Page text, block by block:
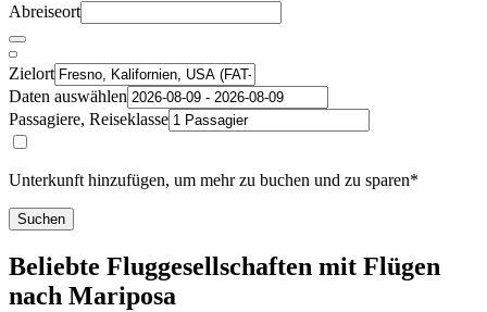
Abreiseort
Zielort
Daten auswählen
Passagiere, Reiseklasse
Unterkunft hinzufügen, um mehr zu buchen und zu sparen*
Suchen
Beliebte Fluggesellschaften mit Flügen
nach Mariposa